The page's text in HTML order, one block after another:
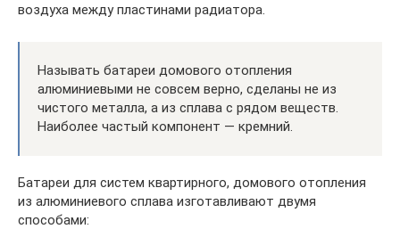
воздуха между пластинами радиатора.
Называть батареи домового отопления
алюминиевыми не совсем верно, сделаны не из
чистого металла, а из сплава с рядом веществ.
Наиболее частый компонент — кремний.
Батареи для систем квартирного, домового отопления
из алюминиевого сплава изготавливают двумя
способами: